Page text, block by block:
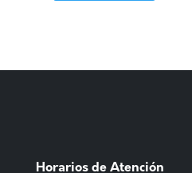
Horarios de Atención